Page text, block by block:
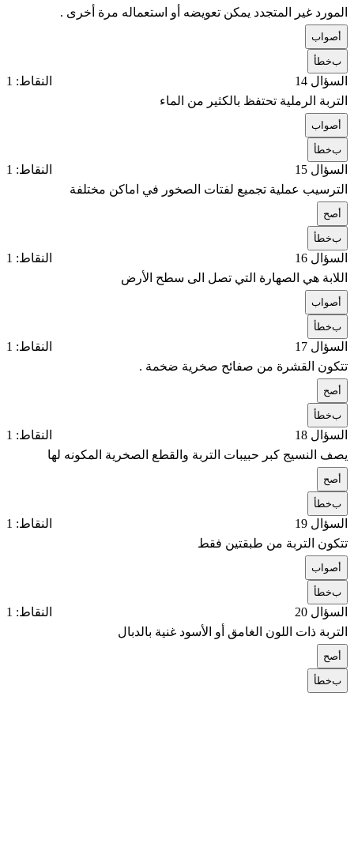
المورد غير المتجدد يمكن تعويضه أو استعماله مرة أخرى .
صواب
بخطأ
السؤال 14
النقاط: 1
التربة الرملية تحتفظ بالكثير من الماء
صواب
بخطأ
السؤال 15
النقاط: 1
الترسيب عملية تجميع لفتات الصخور في اماكن مختلفة
صح
بخطأ
السؤال 16
النقاط: 1
اللابة هي الصهارة التي تصل الى سطح الأرض
صواب
بخطأ
السؤال 17
النقاط: 1
تتكون القشرة من صفائح صخرية ضخمة .
صح
بخطأ
السؤال 18
النقاط: 1
يصف النسيج كبر حبيبات التربة والقطع الصخرية المكونه لها
صح
بخطأ
السؤال 19
النقاط: 1
تتكون التربة من طبقتين فقط
صواب
بخطأ
السؤال 20
النقاط: 1
التربة ذات اللون الغامق أو الأسود غنية بالدبال
صح
بخطأ